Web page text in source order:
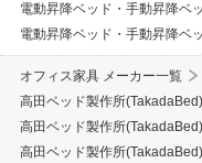
電動昇降ベッド・手動昇降ベ
電動昇降ベッド・手動昇降ベ
オフィス家具 メーカー一覧
高田ベッド製作所
高田ベッド製作所
高田ベッド製作所